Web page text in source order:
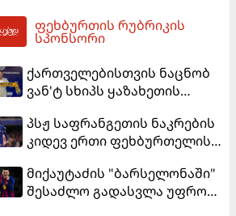
ფეხბურთის რუბრიკის
სპონსორი
ქართველებისთვის ნაცნობ
ვან'ტ სხიპს ყაზახეთის
პსჟ საფრანგეთის ნაკრების
კიდევ ერთი ფეხბურთელის
მიქაუტაძის "ბარსელონაში"
შესაძლო გადასვლა უფრო